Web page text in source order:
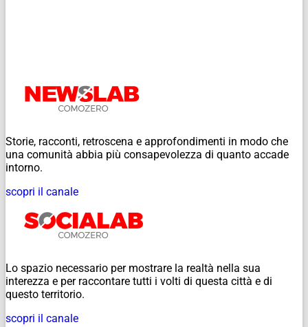
Storie, racconti, retroscena e approfondimenti in modo che
una comunità abbia più consapevolezza di quanto accade
intorno.
scopri il canale
Lo spazio necessario per mostrare la realtà nella sua
interezza e per raccontare tutti i volti di questa città e di
questo territorio.
scopri il canale